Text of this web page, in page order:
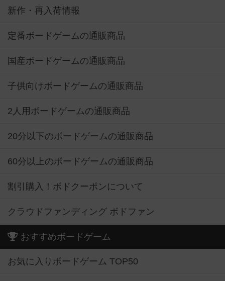
新作・再入荷情報
定番ボードゲームの通販商品
国産ボードゲームの通販商品
子供向けボードゲームの通販商品
2人用ボードゲームの通販商品
20分以下のボードゲームの通販商品
60分以上のボードゲームの通販商品
割引購入！ボドクーポンについて
クラウドファンディング ボドファン
おすすめボードゲーム
お気に入りボードゲーム TOP50